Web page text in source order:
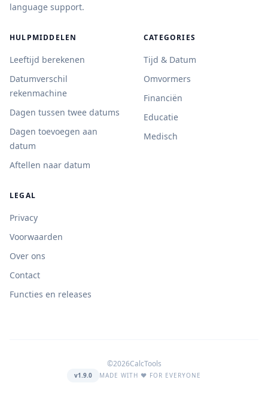
language support.
HULPMIDDELEN
Leeftijd berekenen
Datumverschil
rekenmachine
Dagen tussen twee datums
Dagen toevoegen aan
datum
Aftellen naar datum
CATEGORIES
Tijd & Datum
Omvormers
Financiën
Educatie
Medisch
LEGAL
Privacy
Voorwaarden
Over ons
Contact
Functies en releases
©2026CalcTools
v1.9.0 MADE WITH ❤️ FOR EVERYONE